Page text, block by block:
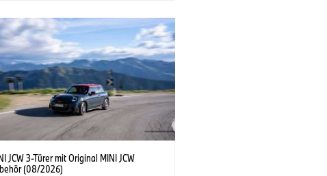
JCW 3-Türer mit Original MINI JCW
(08/2026)